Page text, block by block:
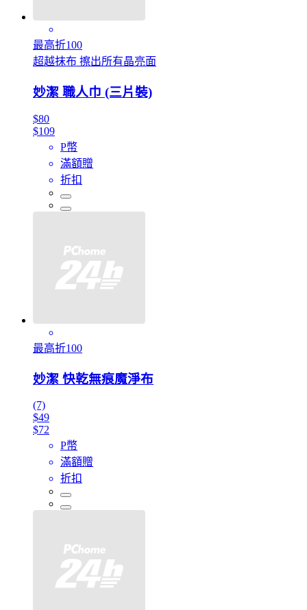
最高折100
超越抹布 擦出所有晶亮面
妙潔 職人巾 (三片裝)
$80
$109
P幣
滿額贈
折扣
最高折100
妙潔 快乾無痕魔淨布
(7)
$49
$72
P幣
滿額贈
折扣